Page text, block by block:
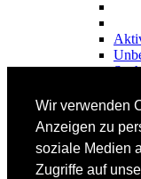
Wir verwenden
Anzeigen zu
soziale Medien
Zugriffe auf
Lehrplan